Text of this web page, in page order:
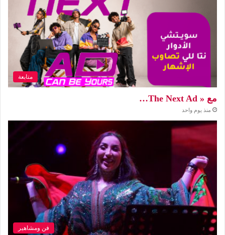
متابعة
مع « The Next Ad…
منذ يوم واحد
فن ومشاهير